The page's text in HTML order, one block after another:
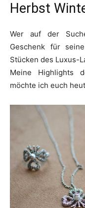
Herbst
Wer auf der
Geschenk für
Stücken des Luxus-
Meine Highlights
möchte ich euch